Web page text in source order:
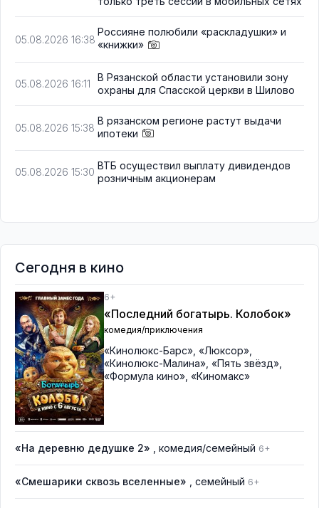
05.08.2026 16:38
Россияне полюбили «раскладушки» и
«книжки»
05.08.2026 16:11
В Рязанской области установили зону
охраны для Спасской церкви в Шилово
05.08.2026 15:38
В рязанском регионе растут выдачи
ипотеки
05.08.2026 15:30
ВТБ осуществил выплату дивидендов
розничным акционерам
Сегодня в кино
6+
«Последний богатырь. Колобок»
комедия/приключения
«Кинолюкс-Барс» «Люксор»
«Кинолюкс-Малина» «Пять звёзд»
«Формула кино» «Киномакс»
«На деревню дедушке 2» , комедия/семейный 6+
«Смешарики сквозь вселенные» , семейный 6+